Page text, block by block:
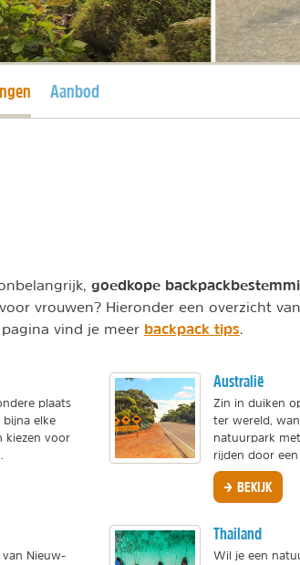
Aanbod
goedkope
vrouwen? Hieronder een overzicht
vind je meer backpack tips.
plaats
elke
kiezen voor
Australië
Zin in duiken
ter wereld,
natuurpark
rijden door een
BEKIJK
Nieuw-
Thailand
Wil je een